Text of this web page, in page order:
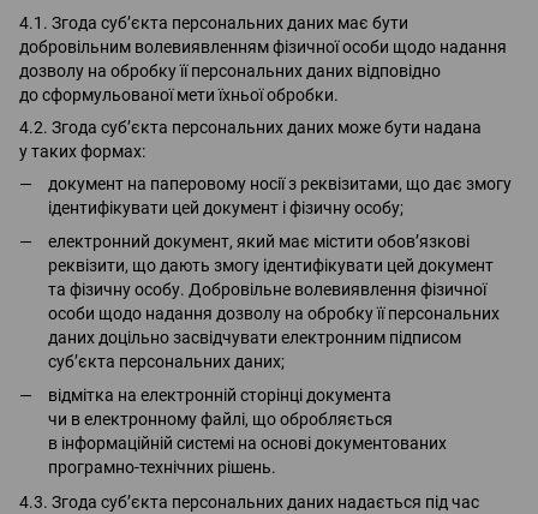
4.1. Згода суб’єкта персональних даних має бути
добровільним волевиявленням фізичної особи щодо надання
дозволу на обробку її персональних даних відповідно
до сформульованої мети їхньої обробки.
4.2. Згода суб’єкта персональних даних може бути надана
у таких формах:
документ на паперовому носії з реквізитами, що дає змогу
ідентифікувати цей документ і фізичну особу;
електронний документ, який має містити обов’язкові
реквізити, що дають змогу ідентифікувати цей документ
та фізичну особу. Добровільне волевиявлення фізичної
особи щодо надання дозволу на обробку її персональних
даних доцільно засвідчувати електронним підписом
суб’єкта персональних даних;
відмітка на електронній сторінці документа
чи в електронному файлі, що обробляється
в інформаційній системі на основі документованих
програмно-технічних рішень.
4.3. Згода суб’єкта персональних даних надається під час